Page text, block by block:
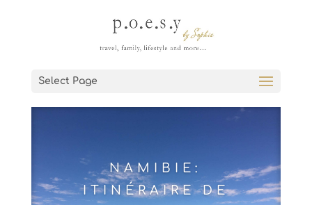
Select Page
KAYA MAWA, LE
PARADIS EST EN